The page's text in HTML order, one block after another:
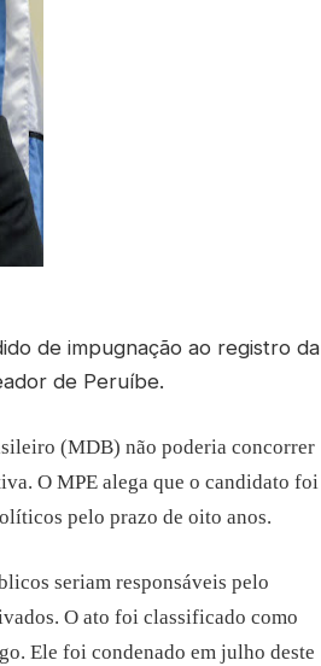
de impugnação ao registro da
de Peruíbe.
(MDB) não poderia concorrer
O MPE alega que o candidato foi
pelo prazo de oito anos.
seriam responsáveis pelo
O ato foi classificado como
Ele foi condenado em julho deste